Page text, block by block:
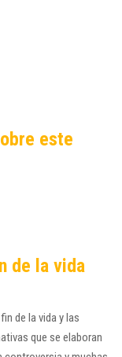
este
de la vida
de la vida y las
que se elaboran